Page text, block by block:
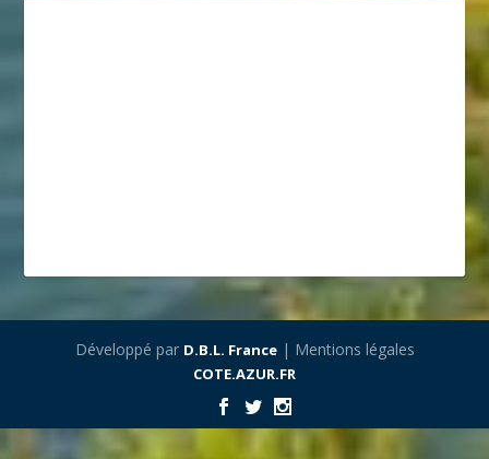
Développé par D.B.L. France| Mentions légales
COTE.AZUR.FR